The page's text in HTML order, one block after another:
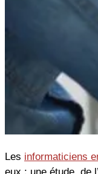
Les informaticiens
eux : une étude de